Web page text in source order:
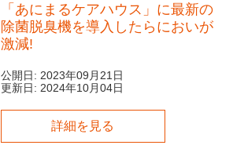
「あにまるケアハウス」に最新の
除菌脱臭機を導入したらにおいが
激減!
公開日: 2023年09月21日
更新日: 2024年10月04日
詳細を見る